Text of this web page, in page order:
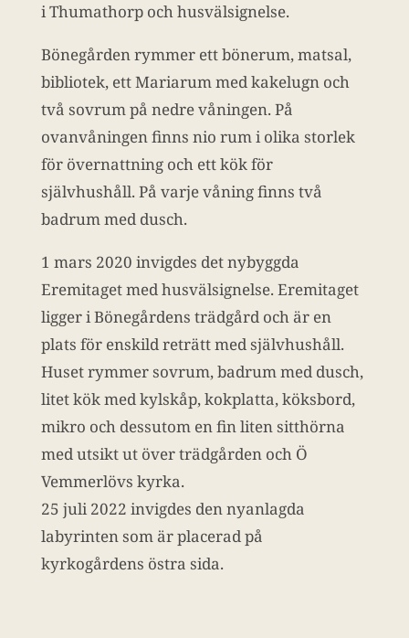
i Thumathorp och husvälsignelse.
Bönegården rymmer ett bönerum, matsal,
bibliotek, ett Mariarum med kakelugn och
två sovrum på nedre våningen. På
ovanvåningen finns nio rum i olika storlek
för övernattning och ett kök för
självhushåll. På varje våning finns två
badrum med dusch.
1 mars 2020 invigdes det nybyggda
Eremitaget med husvälsignelse. Eremitaget
ligger i Bönegårdens trädgård och är en
plats för enskild reträtt med självhushåll.
Huset rymmer sovrum, badrum med dusch,
litet kök med kylskåp, kokplatta, köksbord,
mikro och dessutom en fin liten sitthörna
med utsikt ut över trädgården och Ö
Vemmerlövs kyrka.
25 juli 2022 invigdes den nyanlagda
labyrinten som är placerad på
kyrkogårdens östra sida.